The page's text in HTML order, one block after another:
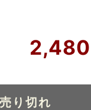
2,480
売り切れ